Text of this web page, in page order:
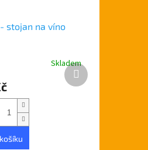
stojan na víno
SklademDalší
produkt